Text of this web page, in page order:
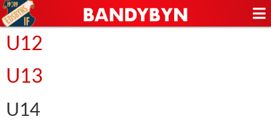
U12
U13
U14